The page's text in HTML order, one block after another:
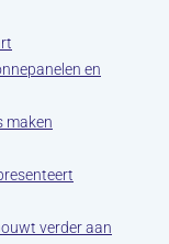
en
maken
verder aan